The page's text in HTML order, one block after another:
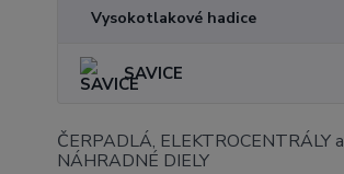
Vysokotlakové hadice
SAVICE
ČERPADLÁ, ELEKTROCENTRÁLY a
NÁHRADNÉ DIELY